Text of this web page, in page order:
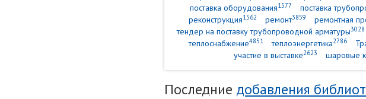
поставка оборудования1577 поставка
реконструкция1562 ремонт3859 ремонтная
тендер на поставку трубопроводной арматуры3028
теплоснабжение4851 теплоэнергетика2786
участие в выставке2623 шаровые
Последние добавления